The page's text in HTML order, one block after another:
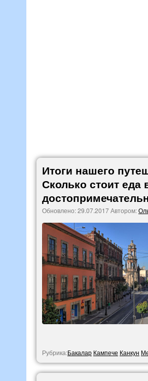
Итоги нашего
Сколько стоит
Обновлено:29.07.2017Автором:
Рубрика:Бакалар Кампече Канкун